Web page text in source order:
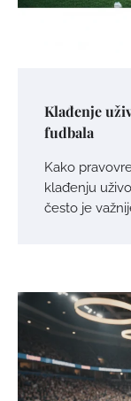
Klađenje
fudbala
Kako
klađenju
često je